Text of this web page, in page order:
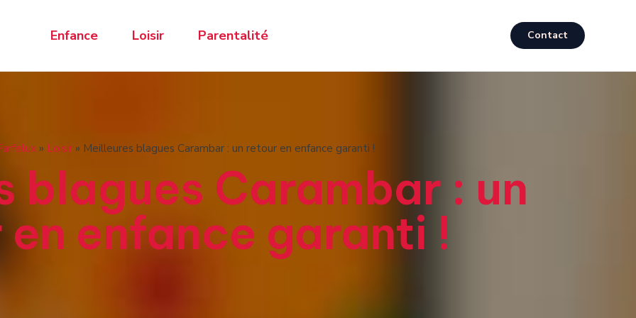
Enfance Loisir Parentalité Contact
» Loisir» Meilleures blagues Carambar : un retour en enfance garanti !
blagues Carambar : un
enfance garanti !